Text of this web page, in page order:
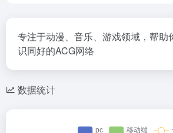
专注于动漫、音乐、游戏领域，帮助
识同好的ACG网络
数据统计